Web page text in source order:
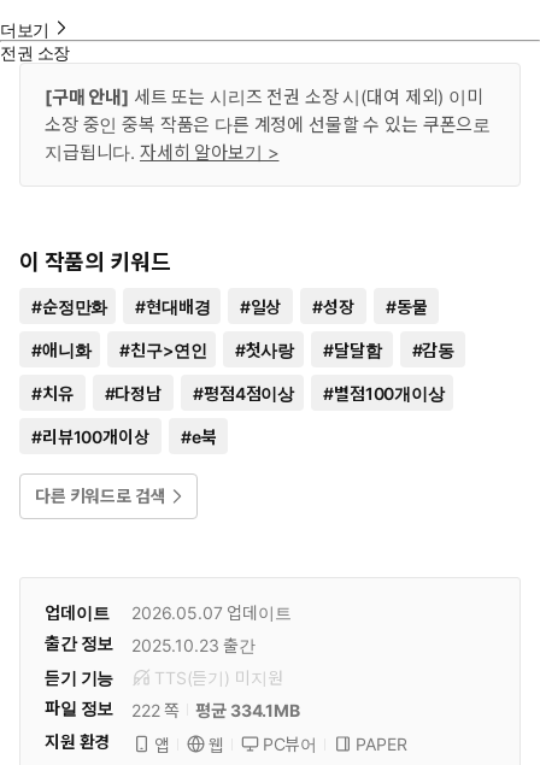
더보기
전권 소장
[구매 안내] 세트 또는 시리즈 전권 소장 시(대여 제외) 이미
소장 중인 중복 작품은 다른 계정에 선물할 수 있는 쿠폰으로
지급됩니다. 자세히 알아보기 >
이 작품의 키워드
#순정만화 #현대배경 #일상 #성장 #동물
#애니화 #친구>연인 #첫사랑 #달달함 #감동
#치유 #다정남 #평점4점이상 #별점100개이상
#리뷰100개이상 #e북
다른 키워드로 검색
업데이트 2026.05.07업데이트
출간 정보
2025.10.23 출간
듣기 기능
TTS(듣기) 미 지원
파일 정보
222 쪽
평균 334.1MB
지원 환경
앱 웹 PC뷰어
PAPER